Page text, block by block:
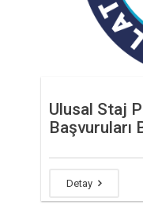
Ulusal Staj
Başvuruları
Detay